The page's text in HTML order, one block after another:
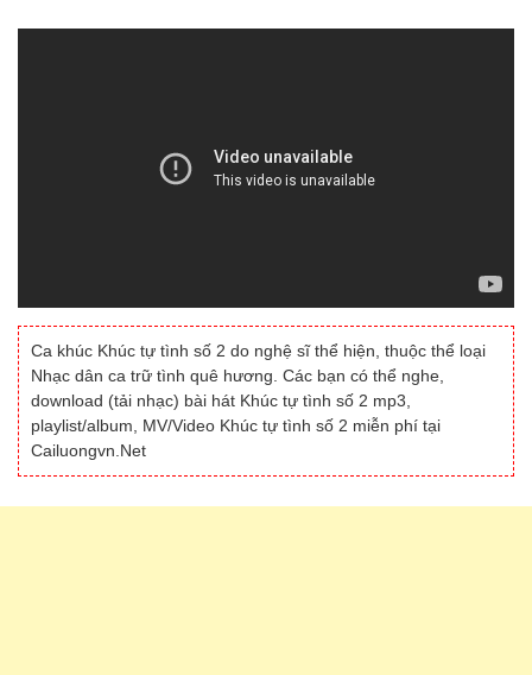
Ca khúc Khúc tự tình số 2 do nghệ sĩ thể hiện, thuộc thể loại
Nhạc dân ca trữ tình quê hương. Các bạn có thể nghe,
download (tải nhạc) bài hát Khúc tự tình số 2 mp3,
playlist/album, MV/Video Khúc tự tình số 2 miễn phí tại
Cailuongvn.Net